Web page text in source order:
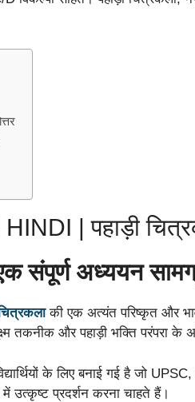
| पहाड़ी
संपूर्ण अध्ययन
की एक अत्यंत परिष्कृत और
तकनीक और पहाड़ी भक्ति परंपरा के
के लिए बनाई गई है जो
उत्कृष्ट प्रदर्शन करना चाहते हैं।